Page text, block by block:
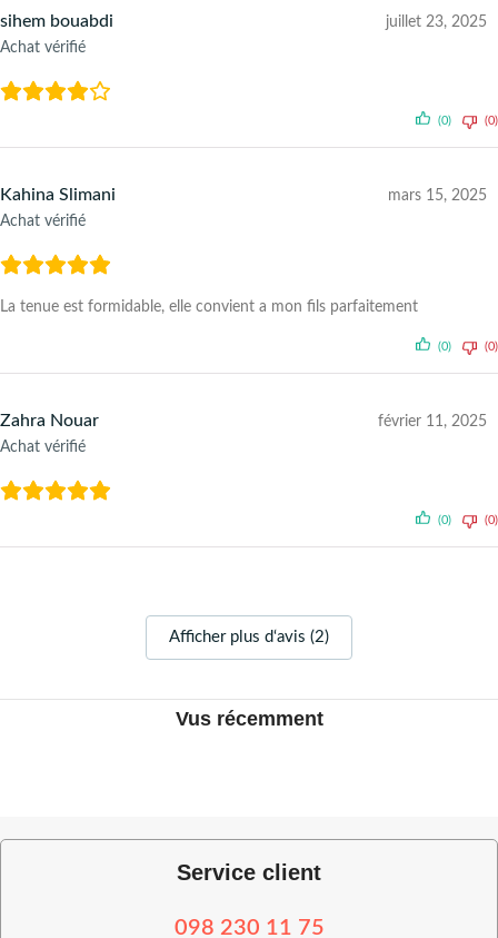
sihem bouabdi
Achat vérifié
juillet 23, 2025
(0) (0)
Kahina Slimani
Achat vérifié
mars 15, 2025
La tenue est formidable, elle convient a mon fils parfaitement
(0) (0)
Zahra Nouar
Achat vérifié
février 11, 2025
(0) (0)
Afficher plus d‘avis (2)
Vus récemment
Service client
098 230 11 75